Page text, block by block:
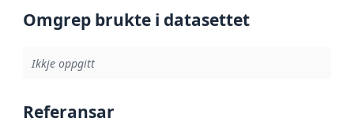
Omgrep brukte i datasettet
Ikkje oppgitt
Referansar